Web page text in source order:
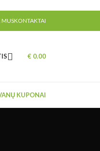
MUSKONTAKTAI
€ 0.00
KUPONAI